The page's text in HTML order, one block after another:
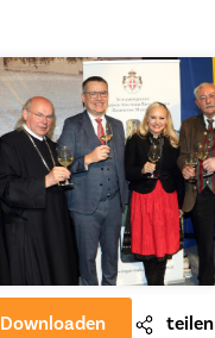
Downloaden teilen